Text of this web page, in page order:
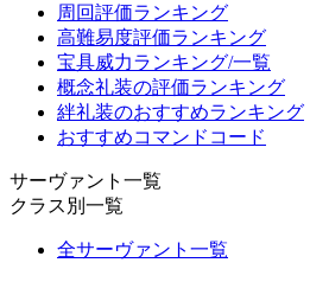
周回評価ランキング
高難易度評価ランキング
宝具威力ランキング/一覧
概念礼装の評価ランキング
絆礼装のおすすめランキング
おすすめコマンドコード
サーヴァント一覧
クラス別一覧
全サーヴァント一覧